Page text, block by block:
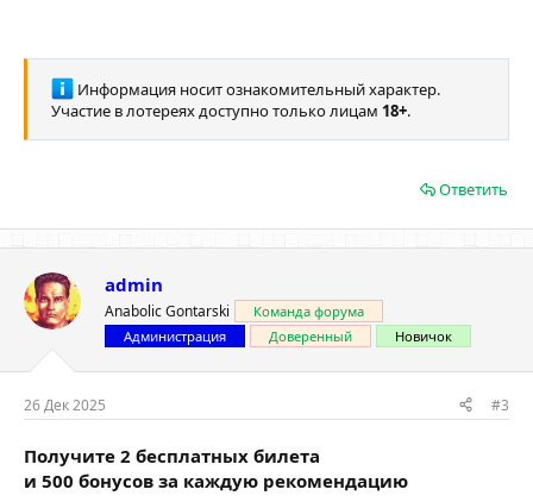
Информация носит ознакомительный характер.
Участие в лотереях доступно только лицам 18+.
Ответить
admin
Anabolic Gontarski
Команда форума
Администрация
Доверенный Новичок
26 Дек 2025 #3
Получите 2 бесплатных билета
и 500 бонусов за каждую рекомендацию